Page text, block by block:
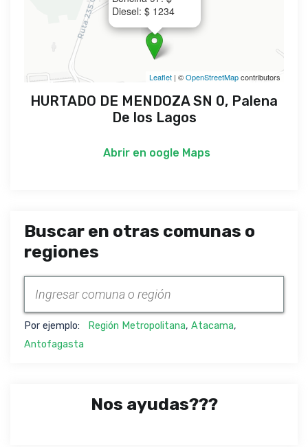
Diesel: $ 1234
Leaflet | ©OpenStreetMapcontributors
HURTADO DE MENDOZA SN 0, Palena
De los Lagos
Abrir en oogle Maps
Buscar en otras comunas o
regiones
Por ejemplo: Región Metropolitana, Atacama,
Antofagasta
Nos ayudas???